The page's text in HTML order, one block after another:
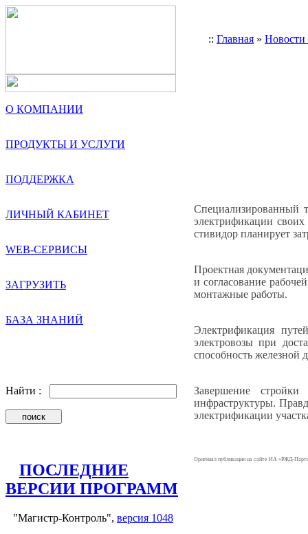
:: Главная »
О КОМПАНИИ
ПРОДУКТЫ И УСЛУГИ
ПОДДЕРЖКА
ЛИЧНЫЙ КАБИНЕТ
WEB-СЕРВИСЫ
ЗАГРУЗИТЬ
БАЗА ЗНАНИЙ
Найти :
ПОСЛЕДНИЕ
ВЕРСИИ ПРОГРАММ
"Магистр-Контроль", версия 1048
Специализированный
электрификации
стивидор планирует
Проектная
и согласование
монтажные работы.
Электрификация
электровозы при
способность железной
Завершение
инфраструктуры.
электрификации
Оригинал публикации на сайте ИА «РЖД-